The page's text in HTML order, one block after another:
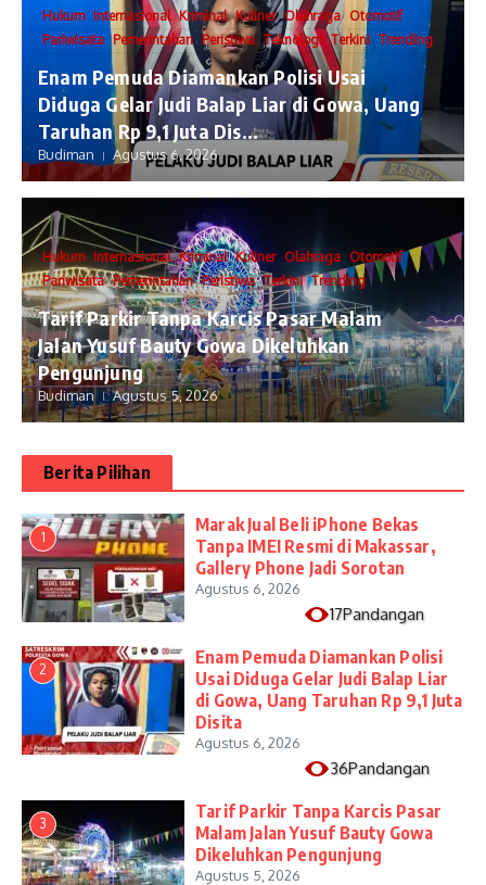
Hukum Internasional Kriminal Kuliner Olahraga Otomotif
Pariwisata Pemerintahan Peristiwa Teknologi Terkini Trending
Enam Pemuda Diamankan Polisi Usai
Diduga Gelar Judi Balap Liar di Gowa, Uang
Taruhan Rp 9,1 Juta Dis...
Budiman Agustus 6, 2026
Hukum Internasional Kriminal Kuliner Olahraga Otomotif
Pariwisata Pemerintahan Peristiwa Terkini Trending
Tarif Parkir Tanpa Karcis Pasar Malam
Jalan Yusuf Bauty Gowa Dikeluhkan
Pengunjung
Budiman Agustus 5, 2026
Berita Pilihan
1
​Marak Jual Beli iPhone Bekas
Tanpa IMEI Resmi di Makassar,
Gallery Phone Jadi Sorotan
Agustus 6, 2026
17Pandangan
2
Enam Pemuda Diamankan Polisi
Usai Diduga Gelar Judi Balap Liar
di Gowa, Uang Taruhan Rp 9,1 Juta
Disita
Agustus 6, 2026
36Pandangan
3
Tarif Parkir Tanpa Karcis Pasar
Malam Jalan Yusuf Bauty Gowa
Dikeluhkan Pengunjung
Agustus 5, 2026